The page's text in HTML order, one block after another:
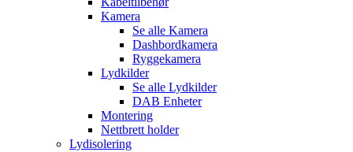
Kamera
Se alle Kamera
Dashbordkamera
Ryggekamera
Lydkilder
Se alle Lydkilder
DAB Enheter
Montering
Nettbrett holder
Lydisolering